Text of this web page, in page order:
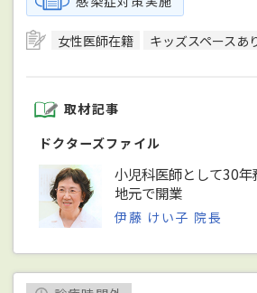
女性医師在籍 キッズスペースあ
取材記事
ドクターズファイル
小児科医師として30
地元で開業
伊藤 けい子 院長